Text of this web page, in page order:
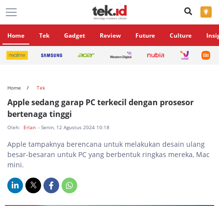
×
Home Tek Gadget Review Future Culture
Home Tek
Apple sedang garap PC terkecil dengan prosesor
bertenaga tinggi
Oleh: Erlan - Senin, 12 Agustus 2024 10:18
Apple tampaknya berencana untuk melakukan desain ulang
besar-besaran untuk PC yang berbentuk ringkas mereka, Mac
mini.